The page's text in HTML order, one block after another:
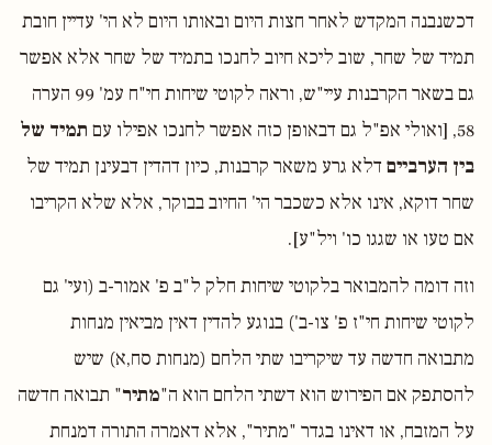
דכשנבנה המקדש לאחר חצות היום ובאותו היום לא הי' עדיין חובת
תמיד של שחר, שוב ליכא חיוב לחנכו בתמיד של שחר אלא אפשר
גם בשאר הקרבנות עיי"ש, וראה לקוטי שיחות חי"ח עמ' 99 הערה
58, [ואולי אפ"ל גם דבאופן כזה אפשר לחנכו אפילו עם
תמיד של
בין הערביים דלא גרע משאר קרבנות, כיון דהדין דבעינן תמיד של
שחר דוקא, אינו אלא כשכבר הי' החיוב בבוקר, אלא שלא הקריבו
אם טעו או שגגו כו' ויל"ע].
וזה דומה להמבואר בלקוטי שיחות חלק ל"ב פ' אמור-ב (ועי' גם
לקוטי שיחות חי"ז פ' צו-ב') בנוגע להדין דאין מביאין מנחות
מתבואה חדשה עד שיקריבו שתי הלחם (מנחות סח,א) שיש
להסתפק אם הפירוש הוא דשתי הלחם הוא ה"מתיר" תבואה חדשה
על המזבח, או דאינו בגדר "מתיר", אלא דאמרה התורה דמנחת